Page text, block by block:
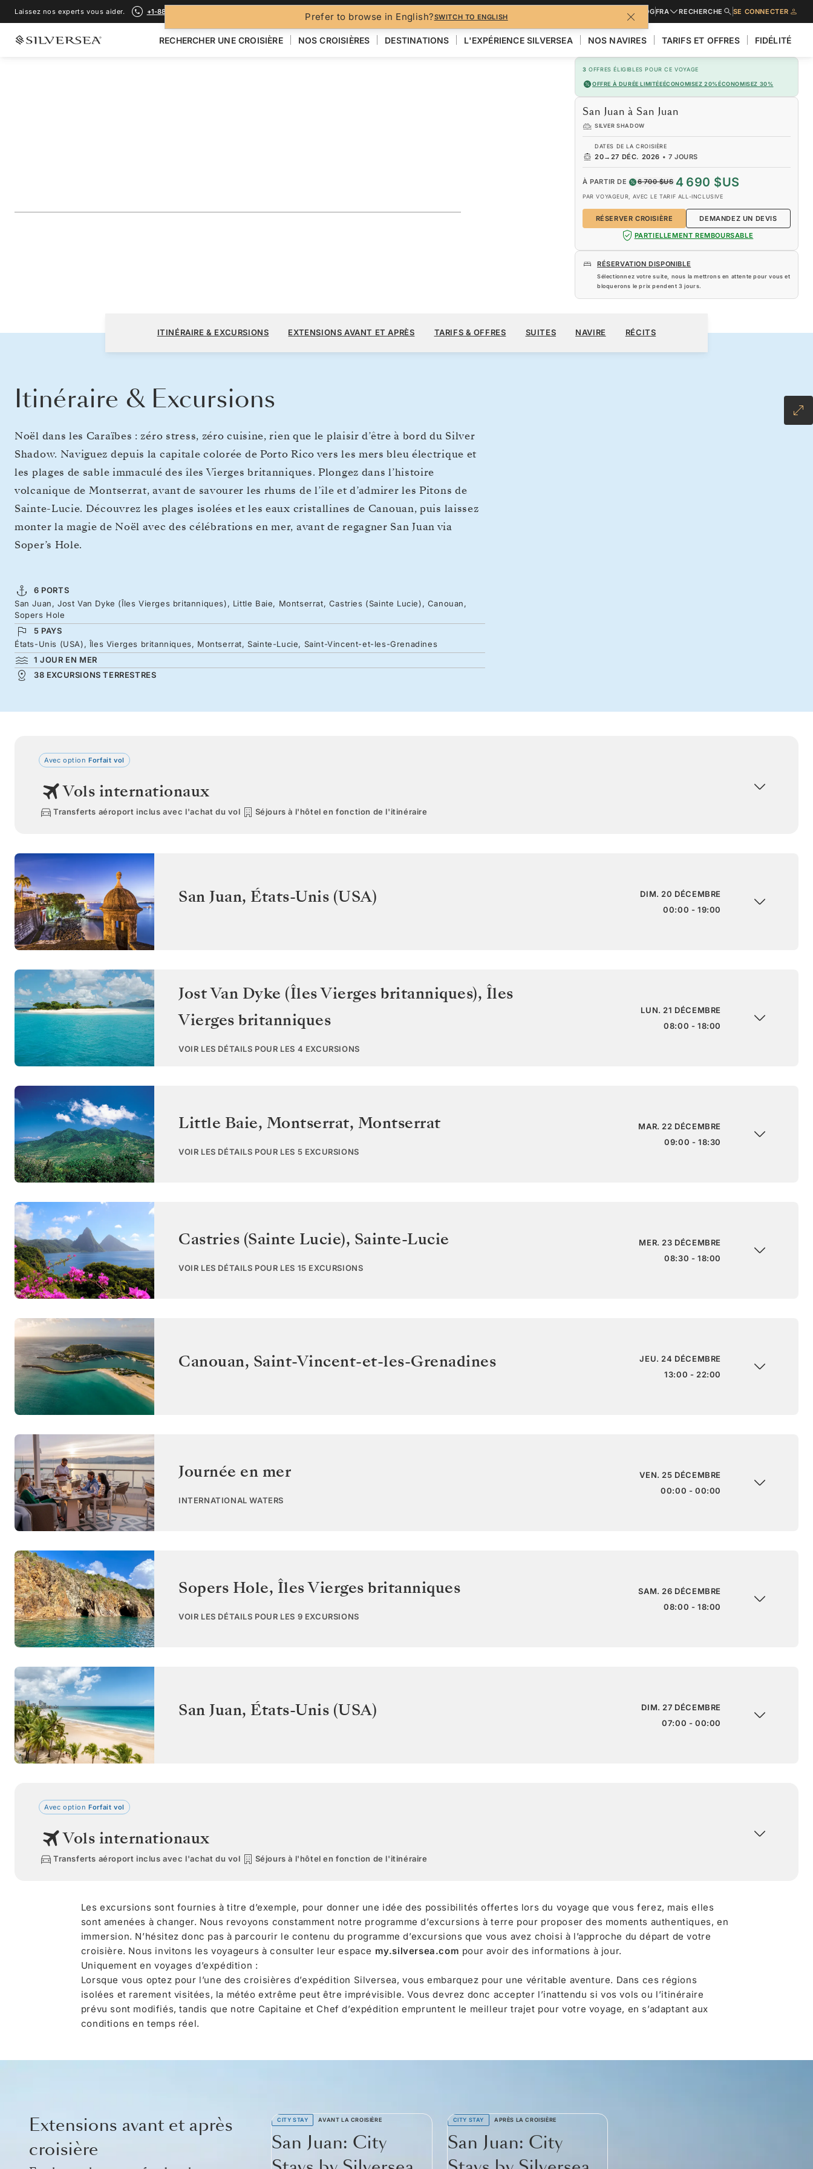
Prefer to browse in English?SWITCH TO ENGLISH
Laissez nos experts vous aider. +1-888-978-4070 BLOGFRA RECHERCHE SE CONNECTER
RECHERCHER UNE CROISIÈRE NOS CROISIÈRES DESTINATIONS L'EXPÉRIENCE SILVERSEA NOS NAVIRES TARIFS ET OFFRES FIDÉLITÉ
3 OFFRES ÉLIGIBLES POUR CE VOYAGE
OFFRE À DURÉE LIMITÉEÉCONOMISEZ 20%ÉCONOMISEZ 30%
San Juan à San Juan
SILVER SHADOW
DATES DE LA CROISIÈRE
20→ 27 DÉC. 2026 • 7 JOURS
À PARTIR DE 6 700 $US 4 690 $US
PAR VOYAGEUR, AVEC LE TARIF ALL-INCLUSIVE
RÉSERVER CROISIÈRE
DEMANDEZ UN DEVIS
PARTIELLEMENT REMBOURSABLE
RÉSERVATION DISPONIBLE
Sélectionnez votre suite, nous la mettrons en attente pour vous et
bloquerons le prix pendent3 jours.
San Juan à San Juan
7 JOURS
PAR VOYAGEUR, AVEC LE TARIF ALL-INCLUSIVE
RÉSERVER CROISIÈRE
ITINÉRAIRE & EXCURSIONS EXTENSIONS AVANT ET APRÈS TARIFS & OFFRES SUITES NAVIRE RÉCITS
Itinéraire & Excursions
Noël dans les Caraïbes : zéro stress, zéro cuisine, rien que le plaisir d’être à bord du Silver
Shadow. Naviguez depuis la capitale colorée de Porto Rico vers les mers bleu électrique et
les plages de sable immaculé des îles Vierges britanniques. Plongez dans l’histoire
volcanique de Montserrat, avant de savourer les rhums de l’île et d’admirer les Pitons de
Sainte-Lucie. Découvrez les plages isolées et les eaux cristallines de Canouan, puis laissez
monter la magie de Noël avec des célébrations en mer, avant de regagner San Juan via
Soper’s Hole.
6 PORTS
San Juan, Jost Van Dyke (Îles Vierges britanniques), Little Baie, Montserrat, Castries (Sainte Lucie), Canouan,
Sopers Hole
5 PAYS
États-Unis (USA), Îles Vierges britanniques, Montserrat, Sainte-Lucie, Saint-Vincent-et-les-Grenadines
1 JOUR EN MER
38 EXCURSIONS TERRESTRES
Avec option Forfait vol
Vols internationaux
Transferts aéroport inclus avec l'achat du vol Séjours à l'hôtel en fonction de l'itinéraire
San Juan, États-Unis (USA)
DIM. 20 DÉCEMBRE
00:00 - 19:00
Jost Van Dyke (Îles Vierges britanniques), Îles
Vierges britanniques
VOIR LES DÉTAILS POUR LES 4 EXCURSIONS
LUN. 21 DÉCEMBRE
08:00 - 18:00
Little Baie, Montserrat, Montserrat
VOIR LES DÉTAILS POUR LES 5 EXCURSIONS
MAR. 22 DÉCEMBRE
09:00 - 18:30
Castries (Sainte Lucie), Sainte-Lucie
VOIR LES DÉTAILS POUR LES 15 EXCURSIONS
MER. 23 DÉCEMBRE
08:30 - 18:00
Canouan, Saint-Vincent-et-les-Grenadines
JEU. 24 DÉCEMBRE
13:00 - 22:00
Journée en mer
INTERNATIONAL WATERS
VEN. 25 DÉCEMBRE
00:00 - 00:00
Sopers Hole, Îles Vierges britanniques
VOIR LES DÉTAILS POUR LES 9 EXCURSIONS
SAM. 26 DÉCEMBRE
08:00 - 18:00
San Juan, États-Unis (USA)
DIM. 27 DÉCEMBRE
07:00 - 00:00
Avec option Forfait vol
Vols internationaux
Transferts aéroport inclus avec l'achat du vol Séjours à l'hôtel en fonction de l'itinéraire
Les excursions sont fournies à titre d’exemple, pour donner une idée des possibilités offertes lors du voyage que vous ferez, mais elles
sont amenées à changer. Nous revoyons constamment notre programme d’excursions à terre pour proposer des moments authentiques, en
immersion. N’hésitez donc pas à parcourir le contenu du programme d’excursions que vous avez choisi à l’approche du départ de votre
croisière. Nous invitons les voyageurs à consulter leur espace my.silversea.com pour avoir des informations à jour.
Uniquement en voyages d’expédition :
Lorsque vous optez pour l’une des croisières d’expédition Silversea, vous embarquez pour une véritable aventure. Dans ces régions
isolées et rarement visitées, la météo extrême peut être imprévisible. Vous devrez donc accepter l’inattendu si vos vols ou l’itinéraire
prévu sont modifiés, tandis que notre Capitaine et Chef d’expédition empruntent le meilleur trajet pour votre voyage, en s’adaptant aux
conditions en temps réel.
Extensions avant et après
croisière
CITY STAY AVANT LA CROISIÈRE
San Juan: City
CITY STAY APRÈS LA CROISIÈRE
San Juan: City